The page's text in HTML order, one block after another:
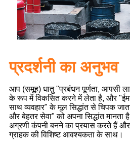
प्रदर्शनी का अनुभव
आप (समूह) धातु "प्रबंधन पूर्णता, आपसी
के रूप में विकसित करने में लेता है, और
साथ व्यवहार" के मूल सिद्धांत से चिपक
और बेहतर सेवा" को अपना सिद्धांत मानता
अग्रणी कंपनी बनने का प्रयास करते हैं और
ग्राहक की विशिष्ट आवश्यकता के साथ।